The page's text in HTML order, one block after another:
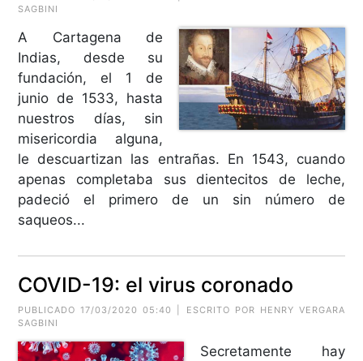
SAGBINI
A Cartagena de
Indias, desde su
fundación, el 1 de
junio de 1533, hasta
nuestros días, sin
misericordia alguna,
le descuartizan las entrañas. En 1543, cuando
apenas completaba sus dientecitos de leche,
padeció el primero de un sin número de
saqueos...
COVID-19: el virus coronado
PUBLICADO 17/03/2020 05:40 | ESCRITO POR HENRY VERGARA
SAGBINI
Secretamente hay